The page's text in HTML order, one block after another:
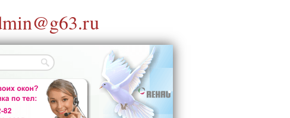
ОТОПЛЕНИЕ
REHAU RAUTITAN
Качество и надёжность!